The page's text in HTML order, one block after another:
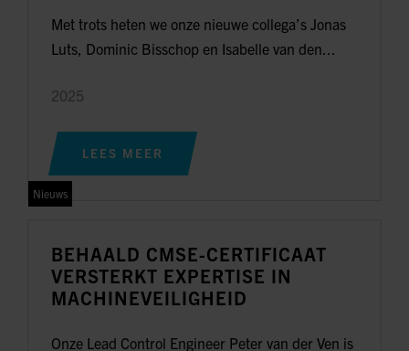
Met trots heten we onze nieuwe collega’s Jonas
Luts, Dominic Bisschop en Isabelle van den...
2025
LEES MEER
Nieuws
BEHAALD CMSE-CERTIFICAAT
VERSTERKT EXPERTISE IN
MACHINEVEILIGHEID
Onze Lead Control Engineer Peter van der Ven is